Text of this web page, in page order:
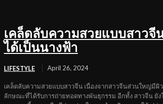
เคล็ดลับความสวยแบบสาวจี
ได้เป็นนางฟ้า
LIFESTYLE April 26, 2024
เคล็ดลับความสวยแบบสาวจีน เนื่องจากสาวจีนส่วนใหญ่มีผิว
ลักษณะที่ได้รับการถ่ายทอดทางพันธุกรรม อีกทั้ง สาวจีน ยั